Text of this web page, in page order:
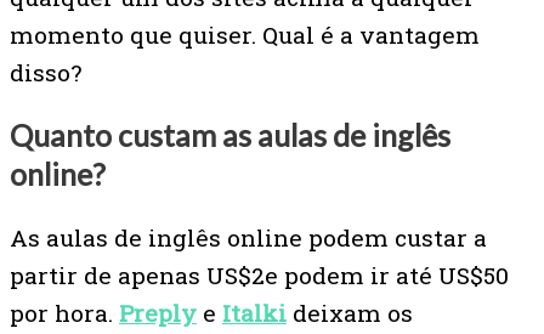
momento que quiser. Qual é a vantagem
disso?
Quanto custam as aulas de inglês
online?
As aulas de inglês online podem custar a
partir de apenas US$2e podem ir até US$50
por hora. Preply e Italki deixam os